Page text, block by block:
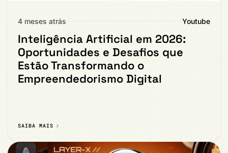
4 meses atrás Youtube
Inteligência Artificial em 2026:
Oportunidades e Desafios que
Estão Transformando o
Empreendedorismo Digital
SAIBA MAIS